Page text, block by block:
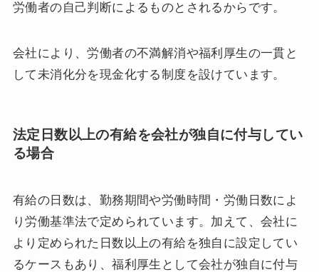
労働者の自己判断によるものとされるからです。
会社により、労働者の不満解消や福利厚生の一貫と
して未消化分を現金化する制度を設けています。
法定日数以上の有給を会社が独自に付与してい
る場合
有給の日数は、勤務期間や労働時間・労働日数によ
り労働基準法で定められています。加えて、会社に
より定められた日数以上の有給を独自に設定してい
るケースもあり、福利厚生として会社が独自に付与